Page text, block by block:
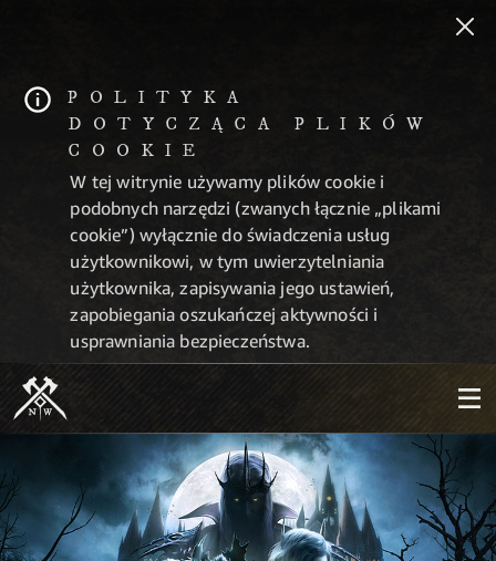
POLITYKA
DOTYCZĄCA PLIKÓW
COOKIE
W tej witrynie używamy plików cookie i
podobnych narzędzi (zwanych łącznie „plikami
cookie”) wyłącznie do świadczenia usług
użytkownikowi, w tym uwierzytelniania
użytkownika, zapisywania jego ustawień,
zapobiegania oszukańczej aktywności i
usprawniania bezpieczeństwa.